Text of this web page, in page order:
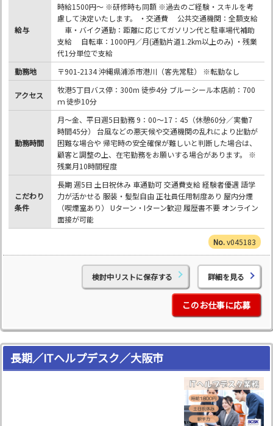
給与
時給1500円～ ※研修時も同額 ※過去のご経験・スキルを考
慮して決定いたします。 ・交通費 公共交通機関：全額支給
車・バイク通勤：距離に応じてガソリン代と駐車場代補助
支給 自転車：1000円／月(通勤片道1.2km以上のみ) ・残業
代1分単位で支給
勤務地
〒901-2134 沖縄県浦添市港川（客先常駐） ※転勤なし
アクセス
牧港5丁目バス停：300m 徒歩4分 ブルーシール本店前：700
ｍ 徒歩10分
勤務時間
月～金、平日週5日勤務 9：00～17：45（休憩60分／実働7
時間45分） 台風などの悪天候や交通機関の乱れにより出勤が
困難な場合や 帰宅時の安全確保が難しいと判断した場合は、
顧客と調整の上、在宅勤務をお願いする場合があります。 ※
残業月10時間程度
こだわり
条件
長期 週5日 土日祝休み 車通勤可 交通費支給 経験者優遇 語学
力が活かせる 服装・髪型自由 正社員任用制度あり 屋内分煙
（喫煙室あり） Uターン・Iターン歓迎 履歴書不要 オンライン
面接が可能
v045183
検討中リストに保存する 詳細を見る
このお仕事に応募
長期／ITヘルプデスク／大阪市